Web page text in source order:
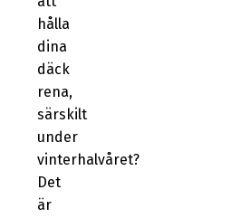
hålla
dina
däck
rena,
särskilt
under
vinterhalvåret?
Det
är